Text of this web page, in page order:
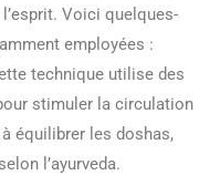
Voici quelques-
employées :
technique utilise des
stimuler la circulation
équilibrer les doshas,
l’ayurveda.